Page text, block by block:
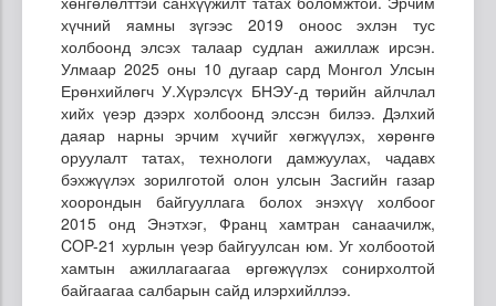
хүчний яамны зүгээс 2019 оноос эхлэн тус
холбоонд элсэх талаар судлан ажиллаж ирсэн.
Улмаар 2025 оны 10 дугаар сард Монгол Улсын
Ерөнхийлөгч У.Хүрэлсүх БНЭУ-д төрийн айлчлал
хийх үеэр дээрх холбоонд элссэн билээ. Дэлхий
даяар нарны эрчим хүчийг хөгжүүлэх, хөрөнгө
оруулалт татах, технологи дамжуулах, чадавх
бэхжүүлэх зорилготой олон улсын Засгийн газар
хоорондын байгууллага болох энэхүү холбоог
2015 онд Энэтхэг, Франц хамтран санаачилж,
COP-21 хурлын үеэр байгуулсан юм. Уг холбоотой
хамтын ажиллагаагаа өргөжүүлэх сонирхолтой
байгаагаа салбарын сайд илэрхийллээ.